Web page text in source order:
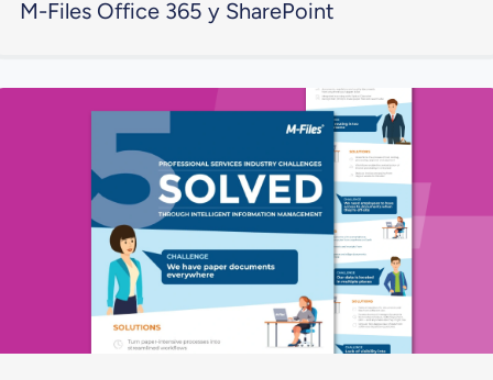
M-Files Office 365 y SharePoint